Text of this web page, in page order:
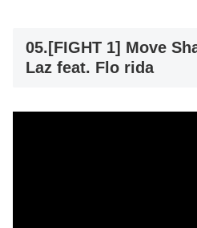
05.[FIGHT 1] Move
Laz feat. Flo rida